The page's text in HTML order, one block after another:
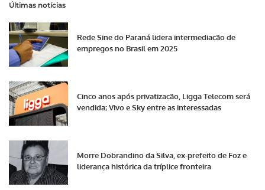
Últimas notícias
Rede Sine do Paraná lidera intermediação de
empregos no Brasil em 2025
Cinco anos após privatização, Ligga Telecom será
vendida; Vivo e Sky entre as interessadas
Morre Dobrandino da Silva, ex-prefeito de Foz e
liderança histórica da tríplice fronteira